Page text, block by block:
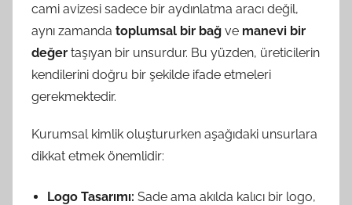
cami avizesi sadece bir aydınlatma aracı değil,
aynı zamanda toplumsal bir bağ ve manevi bir
değer taşıyan bir unsurdur. Bu yüzden, üreticilerin
kendilerini doğru bir şekilde ifade etmeleri
gerekmektedir.
Kurumsal kimlik oluştururken aşağıdaki unsurlara
dikkat etmek önemlidir:
Logo Tasarımı: Sade ama akılda kalıcı bir logo,